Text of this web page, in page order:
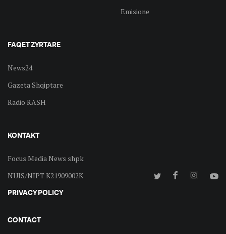
Emisione
FAQET ZYRTARE
News24
Gazeta Shqiptare
Radio RASH
KONTAKT
Focus Media News shpk
NUIS/NIPT K21909002K
PRIVACY POLICY
CONTACT